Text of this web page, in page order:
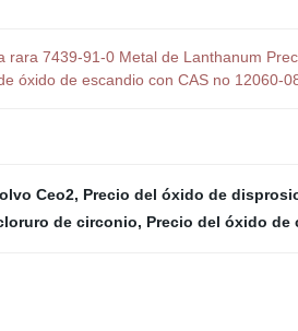
rara 7439-91-0 Metal de Lanthanum
óxido de escandio con CAS no 12060-
Ceo2, Precio del óxido de
de circonio, Precio del óxido de